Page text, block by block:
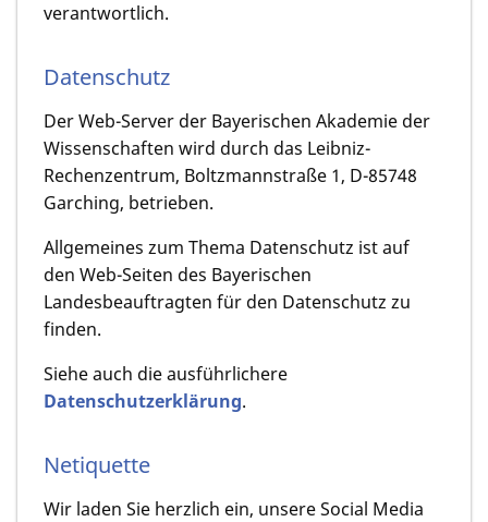
verantwortlich.
Datenschutz
Der Web-Server der Bayerischen Akademie der
Wissenschaften wird durch das Leibniz-
Rechenzentrum, Boltzmannstraße 1, D-85748
Garching, betrieben.
Allgemeines zum Thema Datenschutz ist auf
den Web-Seiten des Bayerischen
Landesbeauftragten für den Datenschutz zu
finden.
Siehe auch die ausführlichere
Datenschutzerklärung.
Netiquette
Wir laden Sie herzlich ein, unsere Social Media